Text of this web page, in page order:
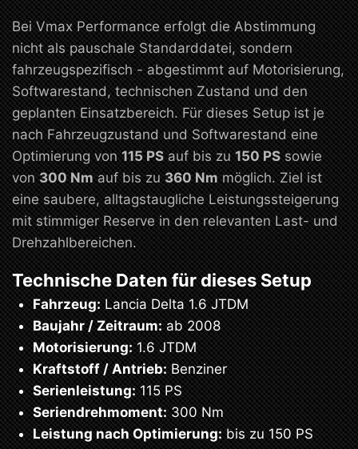
Bei Vmax Performance erfolgt die Abstimmung
nicht als pauschale Standarddatei, sondern
fahrzeugspezifisch - abgestimmt auf Motorisierung,
Softwarestand, technischen Zustand und den
geplanten Einsatzbereich. Für dieses Setup ist je
nach Fahrzeugzustand und Softwarestand eine
Optimierung von 115 PS auf bis zu 150 PS sowie
von 300 Nm auf bis zu 360 Nm möglich. Ziel ist
eine saubere, alltagstaugliche Leistungssteigerung
mit stimmiger Reserve in den relevanten Last- und
Drehzahlbereichen.
Technische Daten für dieses Setup
Fahrzeug: Lancia Delta 1.6 JTDM
Baujahr / Zeitraum: ab 2008
Motorisierung: 1.6 JTDM
Kraftstoff / Antrieb: Benziner
Serienleistung: 115 PS
Seriendrehmoment: 300 Nm
Leistung nach Optimierung: bis zu 150 PS